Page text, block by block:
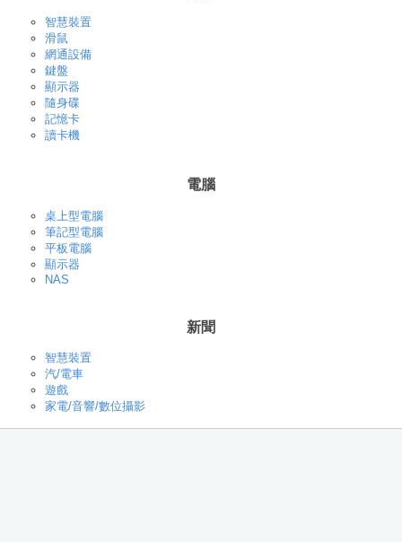
智慧裝置
滑鼠
網通設備
鍵盤
顯示器
隨身碟
記憶卡
讀卡機
電腦
桌上型電腦
筆記型電腦
平板電腦
顯示器
NAS
新聞
智慧裝置
汽/電車
遊戲
家電/音響/數位攝影